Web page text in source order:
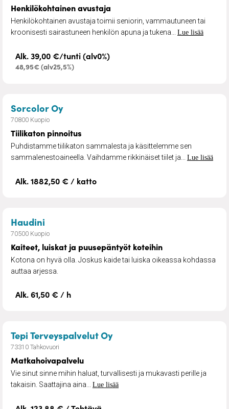
Henkilökohtainen avustaja
Henkilökohtainen avustaja toimii seniorin, vammautuneen tai
kroonisesti sairastuneen henkilön apuna ja tukena... Lue lisää
Alk. 39,00 €/tunti (alv0%)
48,95€ (alv25,5%)
Sorcolor Oy– Tiilikaton pinnoitus
70800 Kuopio
Tiilikaton pinnoitus
Puhdistamme tiilikaton sammalesta ja käsittelemme sen
sammalenestoaineella. Vaihdamme rikkinäiset tiilet ja... Lue lisää
Alk. 1882,50 € / katto
Haudini
70500 Kuopio
Kaiteet, luiskat ja puusepäntyöt koteihin
Kotona on hyvä olla. Joskus kaide tai luiska oikeassa kohdassa
auttaa arjessa.
Alk. 61,50 € / h
Tepi Terveyspalvelut Oy– Matkahoivapalvelu
73310 Tahkovuori
Matkahoivapalvelu
Vie sinut sinne mihin haluat, turvallisesti ja mukavasti perille ja
takaisin. Saattajina aina... Lue lisää